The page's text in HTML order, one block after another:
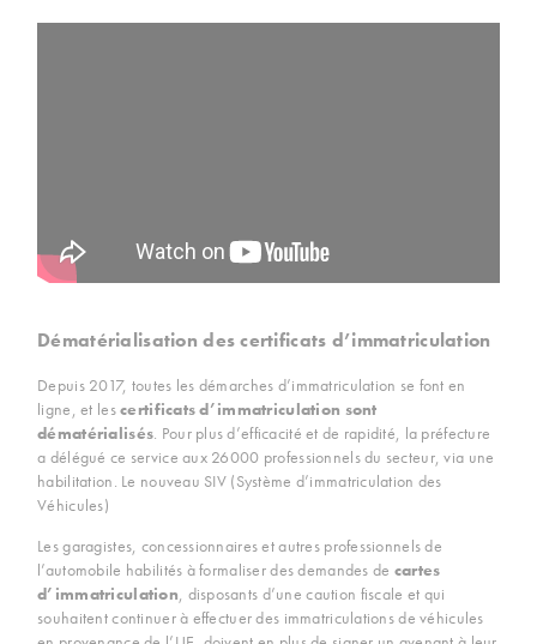
Dématérialisation des certificats d’immatriculation
Depuis 2017, toutes les démarches d’immatriculation se font en
ligne, et lescertificats d’immatriculation sont
dématérialisés. Pour plus d’efficacité et de rapidité, la préfecture
a délégué ce service aux 26000 professionnels du secteur, via une
habilitation. Le nouveau SIV (Système d’immatriculation des
Véhicules)
Les garagistes, concessionnaires et autres professionnels de
l’automobile habilités à formaliser des demandes de cartes
d’immatriculation, disposants d’une caution fiscale et qui
souhaitent continuer à effectuer des immatriculations de véhicules